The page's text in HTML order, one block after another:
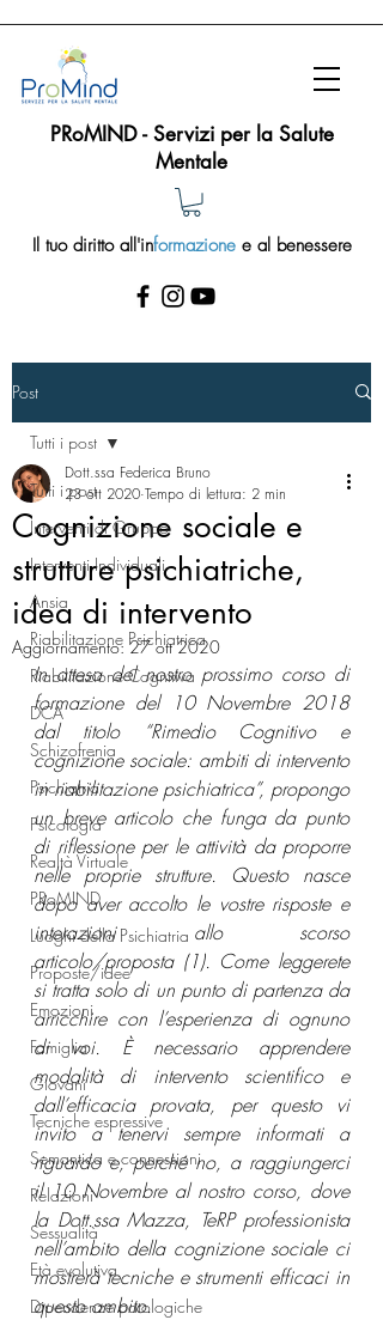
PRoMIND - Servizi per la Salute
Mentale
Il tuo diritto all'informazionee al benessere
Post
Tutti i post
Interventi di Gruppo
Interventi Individuali
Ansia
Riabilitazione Psichiatrica
Riabilitazione Cognitiva
DCA
Schizofrenia
Psichiatria
Psicologia
Realtà Virtuale
PRoMIND
Luoghi della Psichiatria
Proposte/idee
Emozioni
Famiglia
Giovani
Tecniche espressive
Semantica e connessioni
Relazioni
Sessualità
Età evolutiva
Dipendenze patologiche
Tutti i post
Cognizione sociale e
strutture psichiatriche,
idea di intervento
Dott.ssa Federica Bruno
23 ott 2020 Tempo di lettura: 2 min
Aggiornamento: 27 ott 2020
In attesa del nostro prossimo corso di
formazione del 10 Novembre 2018
dal titolo “Rimedio Cognitivo e
cognizione sociale: ambiti di intervento
in riabilitazione psichiatrica”, propongo
un breve articolo che funga da punto
di riflessione per le attività da proporre
nelle proprie strutture. Questo nasce
dopo aver accolto le vostre risposte e
interazioni allo scorso
articolo/proposta (1). Come leggerete
si tratta solo di un punto di partenza da
arricchire con l’esperienza di ognuno
di voi. È necessario apprendere
modalità di intervento scientifico e
dall’efficacia provata, per questo vi
invito a tenervi sempre informati a
riguardo e, perché no, a raggiungerci
il 10 Novembre al nostro corso, dove
la Dott.ssa Mazza, TeRP professionista
nell’ambito della cognizione sociale ci
mostrerà tecniche e strumenti efficaci in
questo ambito.